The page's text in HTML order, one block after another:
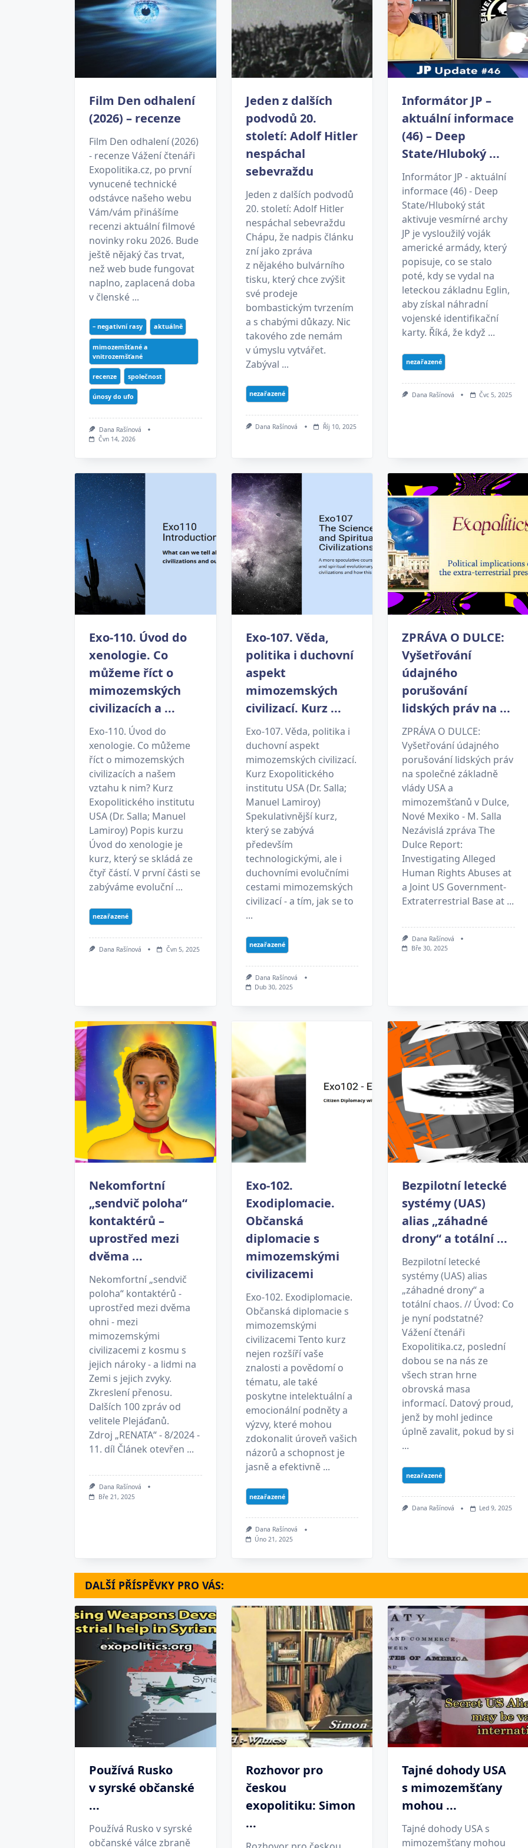
Film Den odhalení
(2026) – recenze
Film Den odhalení (2026)
- recenze Vážení čtenáři
Exopolitika.cz, po první
vynucené technické
odstávce našeho webu
Vám/vám přinášíme
recenzi aktuální filmové
novinky roku 2026. Bude
ještě nějaký čas trvat,
než web bude fungovat
naplno, zaplacená doba
v členské ...
– negativní rasy aktuálně
mimozemšťané a
vnitrozemšťané
recenze společnost
únosy do ufo
Dana Rašínová
Čvn 14, 2026
Jeden z dalších
podvodů 20.
století: Adolf Hitler
nespáchal
sebevraždu
Jeden z dalších podvodů
20. století: Adolf Hitler
nespáchal sebevraždu
Chápu, že nadpis článku
zní jako zpráva
z nějakého bulvárního
tisku, který chce zvýšit
své prodeje
bombastickým tvrzením
a s chabými důkazy. Nic
takového zde nemám
v úmyslu vytvářet.
Zabýval ...
nezařazené
Dana Rašínová Říj 10, 2025
Informátor JP –
aktuální informace
(46) – Deep
State/Hluboký ...
Informátor JP - aktuální
informace (46) - Deep
State/Hluboký stát
aktivuje vesmírné archy
JP je vysloužilý voják
americké armády, který
popisuje, co se stalo
poté, kdy se vydal na
leteckou základnu Eglin,
aby získal náhradní
vojenské identifikační
karty. Říká, že když ...
nezařazené
Dana Rašínová Čvc 5, 2025
Exo-110. Úvod do
xenologie. Co
můžeme říct o
mimozemských
civilizacích a ...
Exo-110. Úvod do
xenologie. Co můžeme
říct o mimozemských
civilizacích a našem
vztahu k nim? Kurz
Exopolitického institutu
USA (Dr. Salla; Manuel
Lamiroy) Popis kurzu
Úvod do xenologie je
kurz, který se skládá ze
čtyř částí. V první části se
zabýváme evoluční ...
nezařazené
Dana Rašínová Čvn 5, 2025
Exo-107. Věda,
politika i duchovní
aspekt
mimozemských
civilizací. Kurz ...
Exo-107. Věda, politika i
duchovní aspekt
mimozemských civilizací.
Kurz Exopolitického
institutu USA (Dr. Salla;
Manuel Lamiroy)
Spekulativnější kurz,
který se zabývá
především
technologickými, ale i
duchovními evolučními
cestami mimozemských
civilizací - a tím, jak se to
...
nezařazené
Dana Rašínová
Dub 30, 2025
ZPRÁVA O DULCE:
Vyšetřování
údajného
porušování
lidských práv na ...
ZPRÁVA O DULCE:
Vyšetřování údajného
porušování lidských práv
na společné základně
vlády USA a
mimozemšťanů v Dulce,
Nové Mexiko - M. Salla
Nezávislá zpráva The
Dulce Report:
Investigating Alleged
Human Rights Abuses at
a Joint US Government-
Extraterrestrial Base at ...
Dana Rašínová
Bře 30, 2025
Nekomfortní
„sendvič poloha“
kontaktérů –
uprostřed mezi
dvěma ...
Nekomfortní „sendvič
poloha“ kontaktérů -
uprostřed mezi dvěma
ohni - mezi
mimozemskými
civilizacemi z kosmu s
jejich nároky - a lidmi na
Zemi s jejich zvyky.
Zkreslení přenosu.
Dalších 100 zpráv od
velitele Plejáďanů.
Zdroj „RENATA“ - 8/2024 -
11. díl Článek otevřen ...
Dana Rašínová
Bře 21, 2025
Exo-102.
Exodiplomacie.
Občanská
diplomacie s
mimozemskými
civilizacemi
Exo-102. Exodiplomacie.
Občanská diplomacie s
mimozemskými
civilizacemi Tento kurz
nejen rozšíří vaše
znalosti a povědomí o
tématu, ale také
poskytne intelektuální a
emocionální podněty a
výzvy, které mohou
zdokonalit úroveň vašich
názorů a schopnost je
jasně a efektivně ...
nezařazené
Dana Rašínová
Úno 21, 2025
Bezpilotní letecké
systémy (UAS)
alias „záhadné
drony“ a totální ...
Bezpilotní letecké
systémy (UAS) alias
„záhadné drony“ a
totální chaos. // Úvod: Co
je nyní podstatné?
Vážení čtenáři
Exopolitika.cz, poslední
dobou se na nás ze
všech stran hrne
obrovská masa
informací. Datový proud,
jenž by mohl jedince
úplně zavalit, pokud by si
...
nezařazené
Dana Rašínová Led 9, 2025
DALŠÍ PŘÍSPĚVKY PRO VÁS:
Používá Rusko
v syrské občanské
...
Používá Rusko v syrské
občanské válce zbraně
Rozhovor pro
českou
exopolitiku: Simon
...
Tajné dohody USA
s mimozemšťany
mohou ...
Tajné dohody USA s
mimozemšťany mohou